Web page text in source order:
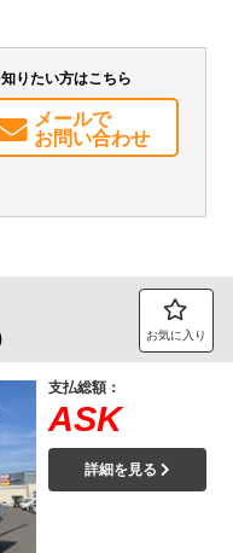
エアバッグ
集中ドアロック
一部含む）
りたい方はこちら
メールで
お問い合わせ
お気に入り
支払総額：
ASK
詳細を見る